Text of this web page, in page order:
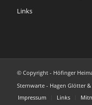
Links
© Copyright - Höfinger
Sternwarte - Hagen Glötter
Impressum
Links